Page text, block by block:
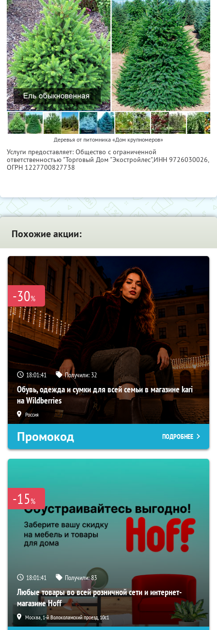
Деревья от питомника «Дом крупномеров»
Услуги предоставляет: Общество с ограниченной
ответственностью "Торговый Дом "Экостройлес",ИНН 9726030026,
ОГРН 1227700827738
Похожие акции:
-30%
18:01:40 Получили: 32
Обувь, одежда и сумки для всей семьи в магазине kari
на Wildberries
Россия
Промокод ПОДРОБНЕЕ
-15%
18:01:40 Получили:83
Любые товары во всей розничной сети и интернет-
магазине Hoff
Москва, 1-й Волоколамский проезд, 10с1